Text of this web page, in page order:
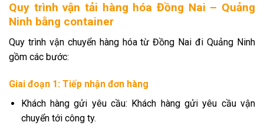
Quy trình vận tải hàng hóa Đồng Nai – Quảng
Ninh bằng container
Quy trình vận chuyển hàng hóa từ Đồng Nai đi Quảng Ninh
gồm các bước:
Giai đoạn 1: Tiếp nhận đơn hàng
Khách hàng gửi yêu cầu: Khách hàng gửi yêu cầu vận
chuyển tới công ty.